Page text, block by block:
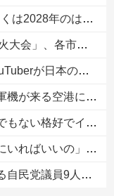
びトップに戻れると確信」他
ケットを購入した人達がSNS阿鼻叫喚
不法侵入する動画を投稿
空港になっていた
出演するwwwwwwwwww
20歳がついに返した一言…
が判明ｗｗｗｗｗｗ